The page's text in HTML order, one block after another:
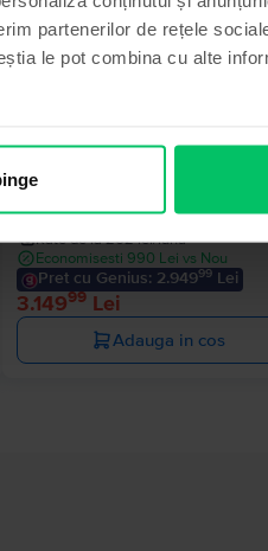
partenerilor de rețele
le pot combina cu alte
Samsung Galaxy S24 Ultra 5G
Sim
Livrare estimata:Maine
Rate de la 262 lei/luna
Economisesti 990 Lei vs Nou
Pret cu Genius: 2.94999 Lei
3.14999 Lei
Adauga in cos